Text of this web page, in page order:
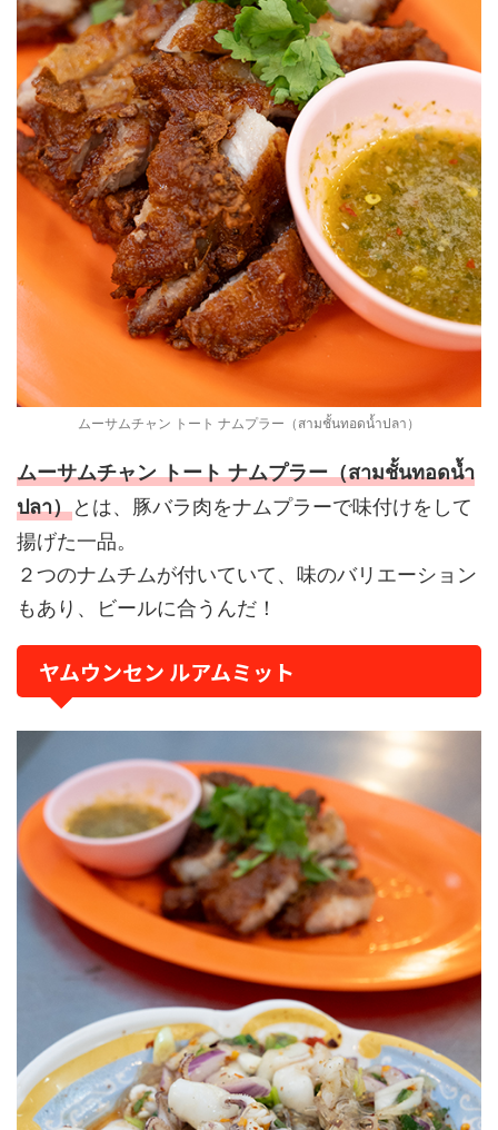
ムーサムチャン トート ナムプラー（สามชั้นทอดน้ำปลา）
ムーサムチャン トート ナムプラー（สามชั้นทอดน้ำ
ปลา）とは、豚バラ肉をナムプラーで味付けをして
揚げた一品。
２つのナムチムが付いていて、味のバリエーション
もあり、ビールに合うんだ！
ヤムウンセン ルアムミット